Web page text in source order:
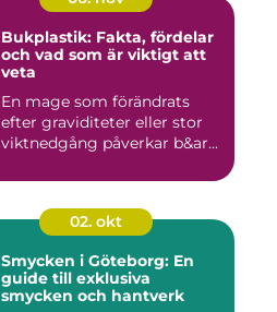
Bukplastik: Fakta, fördelar
och vad som är viktigt att
veta
En mage som förändrats
efter graviditeter eller stor
viktnedgång påverkar b&ar...
02. okt
Smycken i Göteborg: En
guide till exklusiva
smycken och hantverk